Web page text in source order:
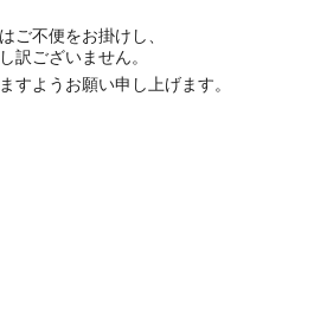
ご不便をお掛けし、
訳ございません。
すようお願い申し上げます。